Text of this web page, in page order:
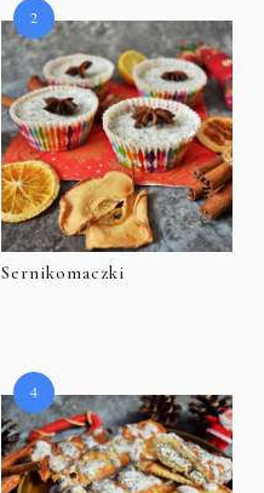
Sernikomaczki